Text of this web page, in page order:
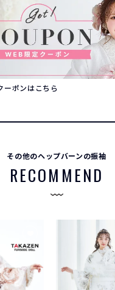
ーポンはこちら
その他のヘップバーンの振袖
RECOMMEND